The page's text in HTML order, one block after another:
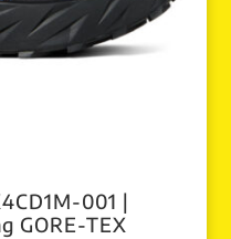
001 |
GORE-TEX